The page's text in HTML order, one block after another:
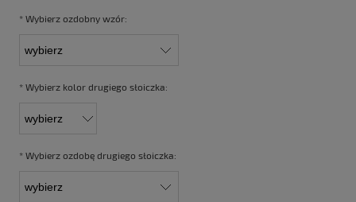
* Wybierz ozdobny wzór:
* Wybierz kolor drugiego słoiczka:
* Wybierz ozdobę drugiego słoiczka: